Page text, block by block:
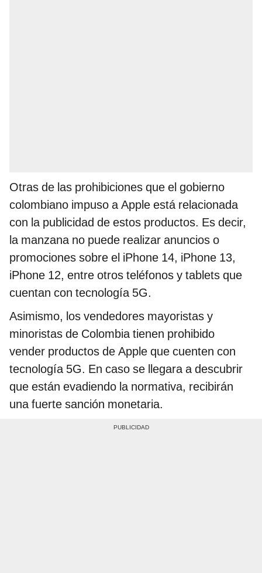
Otras de las prohibiciones que el gobierno
colombiano impuso a Apple está relacionada
con la publicidad de estos productos. Es decir,
la manzana no puede realizar anuncios o
promociones sobre el iPhone 14, iPhone 13,
iPhone 12, entre otros teléfonos y tablets que
cuentan con tecnología 5G.
Asimismo, los vendedores mayoristas y
minoristas de Colombia tienen prohibido
vender productos de Apple que cuenten con
tecnología 5G. En caso se llegara a descubrir
que están evadiendo la normativa, recibirán
una fuerte sanción monetaria.